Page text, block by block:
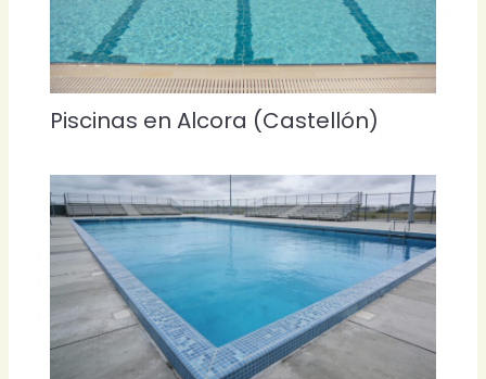
Piscinas en Alcora (Castellón)